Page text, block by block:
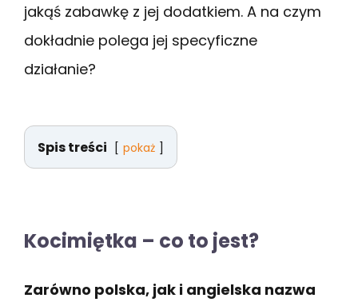
jakąś zabawkę z jej dodatkiem. A na czym
dokładnie polega jej specyficzne
działanie?
Spis treści pokaż
Kocimiętka – co to jest?
Zarówno polska, jak i angielska nazwa